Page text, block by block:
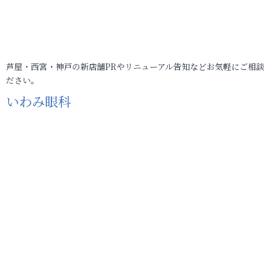
芦屋・西宮・神戸の新店舗PRやリニューアル告知などお気軽にご相
ださい。
いわみ眼科